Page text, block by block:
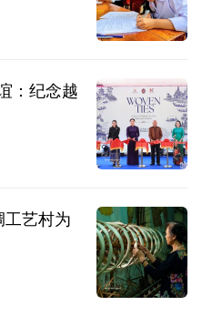
：纪念越
艺村为